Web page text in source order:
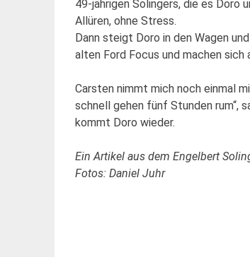
49-jährigen Solingers, die es Doro
Allüren, ohne Stress.
Dann steigt Doro in den Wagen
alten Ford Focus und machen sich
Carsten nimmt mich noch einmal
schnell gehen fünf Stunden rum“,
kommt Doro wieder.
Ein Artikel aus dem Engelbert
Fotos: Daniel Juhr